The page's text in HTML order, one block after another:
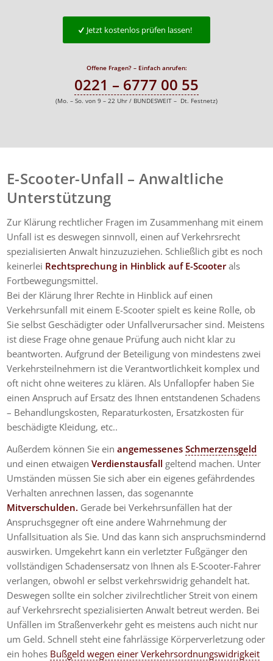
Jetzt kostenlos prüfen lassen!
Offene Fragen? – Einfach anrufen:
0221 – 6777 00 55
(Mo. – So. von 9 – 22 Uhr / BUNDESWEIT – Dt. Festnetz)
E-Scooter-Unfall – Anwaltliche
Unterstützung
Zur Klärung rechtlicher Fragen im Zusammenhang mit einem
Unfall ist es deswegen sinnvoll, einen auf Verkehrsrecht
spezialisierten Anwalt hinzuzuziehen. Schließlich gibt es noch
keinerlei Rechtsprechung in Hinblick auf E-Scooterals
Fortbewegungsmittel.
Bei der Klärung Ihrer Rechte in Hinblick auf einen
Verkehrsunfall mit einem E-Scooter spielt es keine Rolle, ob
Sie selbst Geschädigter oder Unfallverursacher sind. Meistens
ist diese Frage ohne genaue Prüfung auch nicht klar zu
beantworten. Aufgrund der Beteiligung von mindestens zwei
Verkehrsteilnehmern ist die Verantwortlichkeit komplex und
oft nicht ohne weiteres zu klären. Als Unfallopfer haben Sie
einen Anspruch auf Ersatz des Ihnen entstandenen Schadens
– Behandlungskosten, Reparaturkosten, Ersatzkosten für
beschädigte Kleidung, etc..
Außerdem können Sie einangemessenesSchmerzensgeld
und einen etwaigenVerdienstausfall geltend machen. Unter
Umständen müssen Sie sich aber ein eigenes gefährdendes
Verhalten anrechnen lassen, das sogenannte
Mitverschulden. Gerade bei Verkehrsunfällen hat der
Anspruchsgegner oft eine andere Wahrnehmung der
Unfallsituation als Sie. Und das kann sich anspruchsmindernd
auswirken. Umgekehrt kann ein verletzter Fußgänger den
vollständigen Schadensersatz von Ihnen als E-Scooter-Fahrer
verlangen, obwohl er selbst verkehrswidrig gehandelt hat.
Deswegen sollte ein solcher zivilrechtlicher Streit von einem
auf Verkehrsrecht spezialisierten Anwalt betreut werden. Bei
Unfällen im Straßenverkehr geht es meistens auch nicht nur
um Geld. Schnell steht eine fahrlässige Körperverletzung oder
ein hohes Bußgeld wegen einer Verkehrsordnungswidrigkeit